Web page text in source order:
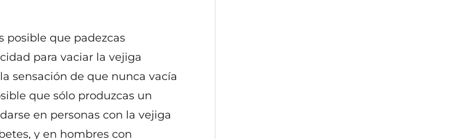
posible que padezcas
para vaciar la vejiga
sensación de que nunca vacía
que sólo produzcas un
en personas con la vejiga
y en hombres con